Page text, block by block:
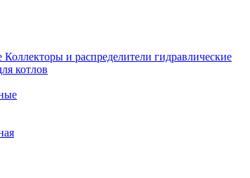
Коллекторы и распределители гидравлические
котлов